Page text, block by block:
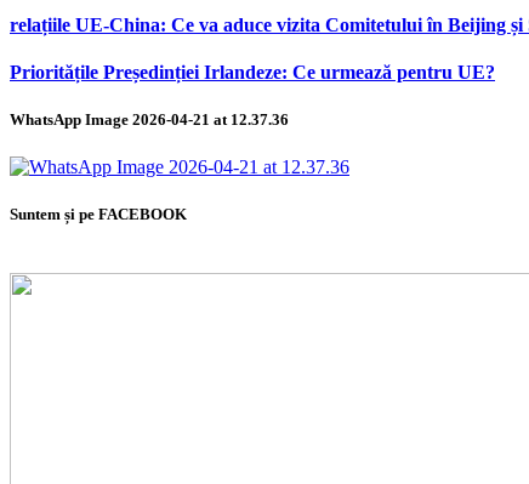
relațiile UE-China: Ce va aduce vizita Comitetului în Beijing și
Prioritățile Președinției Irlandeze: Ce urmează pentru UE?
WhatsApp Image 2026-04-21 at 12.37.36
Suntem și pe FACEBOOK